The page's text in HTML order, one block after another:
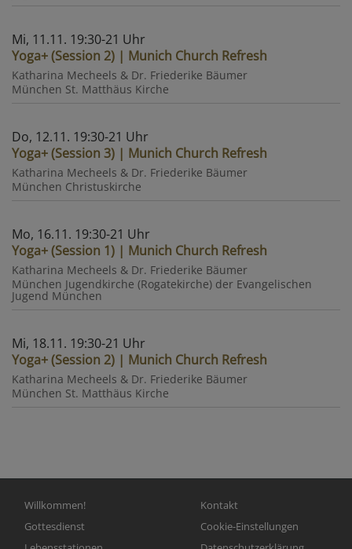
Mi, 11.11. 19:30-21 Uhr
Yoga+ (Session 2) | Munich Church Refresh
Katharina Mecheels & Dr. Friederike Bäumer
München St. Matthäus Kirche
Do, 12.11. 19:30-21 Uhr
Yoga+ (Session 3) | Munich Church Refresh
Katharina Mecheels & Dr. Friederike Bäumer
München Christuskirche
Mo, 16.11. 19:30-21 Uhr
Yoga+ (Session 1) | Munich Church Refresh
Katharina Mecheels & Dr. Friederike Bäumer
München Jugendkirche (Rogatekirche) der Evangelischen
Jugend München
Mi, 18.11. 19:30-21 Uhr
Yoga+ (Session 2) | Munich Church Refresh
Katharina Mecheels & Dr. Friederike Bäumer
München St. Matthäus Kirche
Hauptnavigation
Willkommen!
Gottesdienst
Fußbereichsmenü
Kontakt
Cookie-Einstellungen